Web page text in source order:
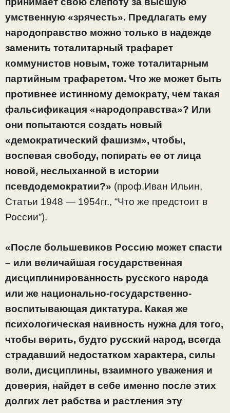
умственную «зрячесть». Предлагать ему
народоправство можно только в надежде
заменить тоталитарный трафарет
коммунистов новым, тоже тоталитарным
партийным трафаретом. Что же может быть
противнее истинному демократу, чем такая
фальсификация «народоправства»? Или
они попытаются создать новый
«демократический фашизм», чтобы,
воспевая свободу, попирать ее от лица
новой, неслыханной в истории
псевдодемократии?» (проф.Иван Ильин,
Статьи 1948 — 1954гг., “Что же предстоит в
России”).
«После большевиков Россию может спасти
– или величайшая государственная
дисциплинированность русского народа
или же национально-государственно-
воспитывающая диктатура. Какая же
психологическая наивность нужна для того,
чтобы верить, будто русский народ, всегда
страдавший недостатком характера, силы
воли, дисциплины, взаимного уважения и
доверия, найдет в себе именно после этих
долгих лет рабства и растления эту